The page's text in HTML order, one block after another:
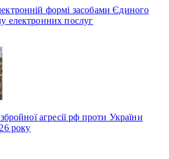
формі засобами Єдиного
електронних послуг
агресії рф проти України
року